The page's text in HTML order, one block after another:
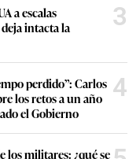
a escalas
intacta la
3
perdido”: Carlos
los retos a un año
el Gobierno
4
los militares: ¿qué se